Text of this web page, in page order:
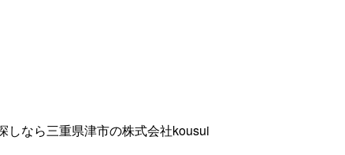
しなら三重県津市の株式会社kousui